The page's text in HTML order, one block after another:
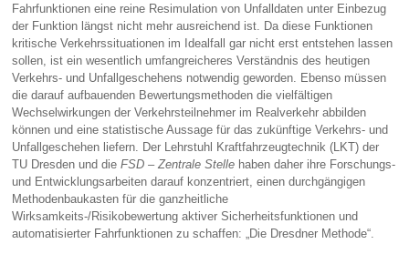
Fahrfunktionen eine reine Resimulation von Unfalldaten unter Einbezug
der Funktion längst nicht mehr ausreichend ist. Da diese Funktionen
kritische Verkehrssituationen im Idealfall gar nicht erst entstehen lassen
sollen, ist ein wesentlich umfangreicheres Verständnis des heutigen
Verkehrs- und Unfallgeschehens notwendig geworden. Ebenso müssen
die darauf aufbauenden Bewertungsmethoden die vielfältigen
Wechselwirkungen der Verkehrsteilnehmer im Realverkehr abbilden
können und eine statistische Aussage für das zukünftige Verkehrs- und
Unfallgeschehen liefern. Der Lehrstuhl Kraftfahrzeugtechnik (LKT) der
TU Dresden und dieFSD – Zentrale Stelle haben daher ihre Forschungs-
und Entwicklungsarbeiten darauf konzentriert, einen durchgängigen
Methodenbaukasten für die ganzheitliche
Wirksamkeits-/Risikobewertung aktiver Sicherheitsfunktionen und
automatisierter Fahrfunktionen zu schaffen: „Die Dresdner Methode“.